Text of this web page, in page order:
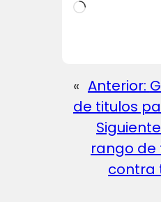
C
a
n
o
« Anterior:
de titulos
rango de
contra